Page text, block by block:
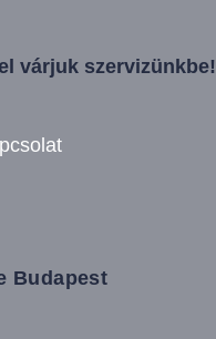
várjuk szervizünkbe!
Budapest